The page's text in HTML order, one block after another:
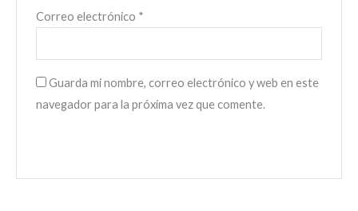
Correo electrónico *
Guarda mi nombre, correo electrónico y web en este
navegador para la próxima vez que comente.